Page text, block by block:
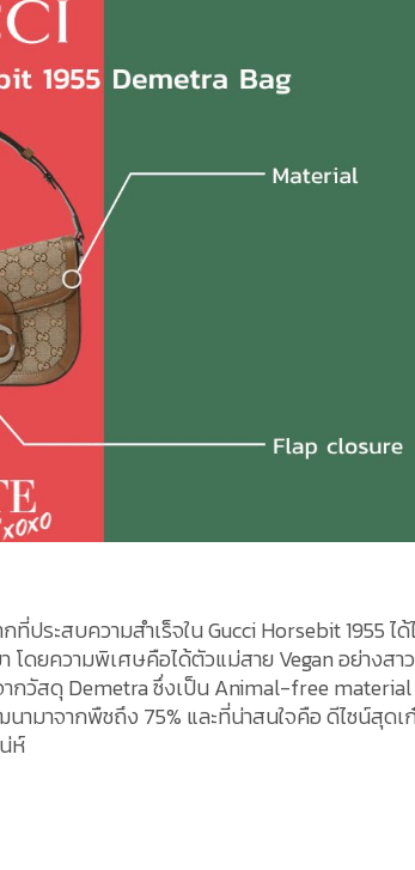
ประสบความสำเร็จใน Gucci Horsebit 1955 ได้
โดยความพิเศษคือได้ตัวแม่สาย Vegan อย่างสา
ากวัสดุ Demetra ซึ่งเป็น Animal-free
มาจากพืชถึง 75% และที่น่าสนใจคือ ดีไซน์สุดเ
ห์